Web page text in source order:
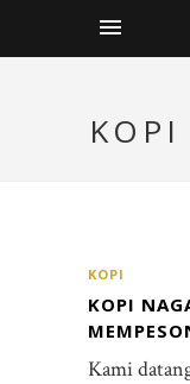
KOPI
KOPI
Kami